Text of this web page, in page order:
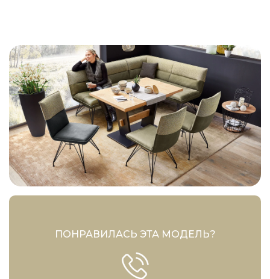
ПОНРАВИЛАСЬ ЭТА МОДЕЛЬ?